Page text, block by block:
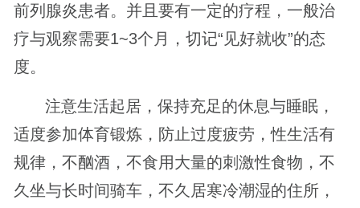
前列腺炎患者。并且要有一定的疗程，一般治
疗与观察需要1~3个月，切记“见好就收”的态
度。
注意生活起居，保持充足的休息与睡眠，
适度参加体育锻炼，防止过度疲劳，性生活有
规律，不酗酒，不食用大量的刺激性食物，不
久坐与长时间骑车，不久居寒冷潮湿的住所，